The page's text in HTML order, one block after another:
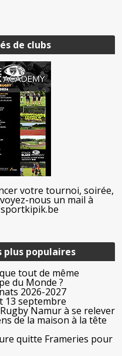
de clubs
votre tournoi, soirée,
nous un mail à
plus populaires
tout de même
du Monde ?
2026-2027
13 septembre
Namur à se relever
de la maison à la tête
quitte Frameries pour